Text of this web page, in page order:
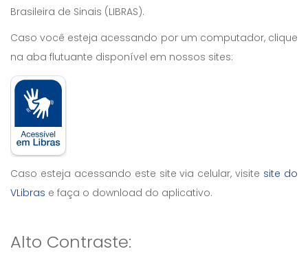
Brasileira de Sinais (LIBRAS).
Caso você esteja acessando por um computador, clique
na aba flutuante disponível em nossos sites:
Caso esteja acessando este site via celular, visite site do
VLibras e faça o download do aplicativo.
Alto Contraste: